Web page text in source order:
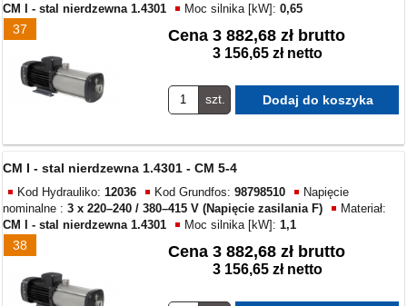
37
CM I - stal nierdzewna 1.4301
Moc silnika [kW]:0,65
Cena 3 882,68 zł brutto
3 156,65 zł netto
szt.
38
CM I - stal nierdzewna 1.4301 - CM 5-4
Kod Hydrauliko:12036 Kod Grundfos:98798510
Napięcie
nominalne :3 x 220–240 / 380–415 V (Napięcie zasilania F)
Materiał:
CM I - stal nierdzewna 1.4301
Moc silnika [kW]:1,1
Cena 3 882,68 zł brutto
3 156,65 zł netto